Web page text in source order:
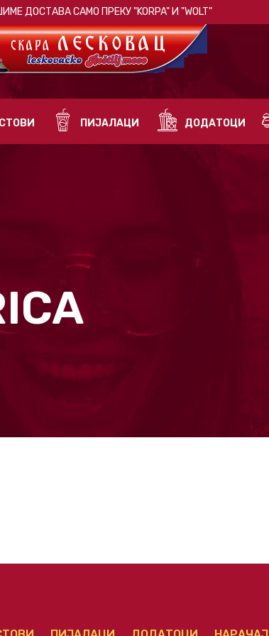
ДОСТАВА САМО ПРЕКУ"KORPA" И "WOLT"
ПИЈАЛАЦИ ДОДАТОЦИ